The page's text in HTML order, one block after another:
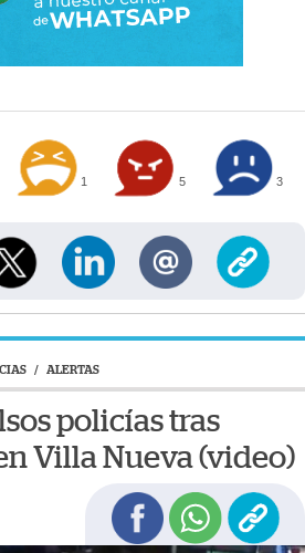
1 5 3
/ ALERTAS
policías tras
Villa Nueva (video)